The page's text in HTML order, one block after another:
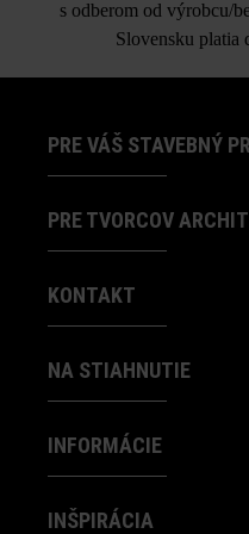
s odberom od výrobcu/
Slovensku platia
PRE VÁŠ STAVEBNÝ
PRE TVORCOV
KONTAKT
NA STIAHNUTIE
INFORMÁCIE
INŠPIRÁCIA